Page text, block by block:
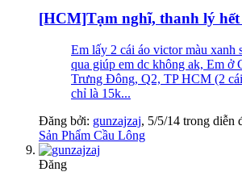
[HCM]Tạm nghĩ, thanh lý hết
Em lấy 2 cái áo victor màu xanh
qua giúp em dc không ak, Em ở
Trưng Đông, Q2, TP HCM (2
chỉ là 15k...
Đăng bởi: gunzajzaj, 5/5/14 trong diễn
Sản Phẩm Cầu Lông
Đăng